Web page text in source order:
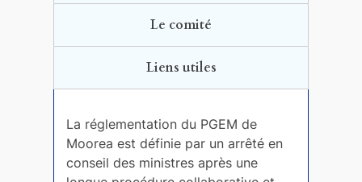
Le comité
Liens utiles
La réglementation du PGEM de
Moorea est définie par un arrêté en
conseil des ministres après une